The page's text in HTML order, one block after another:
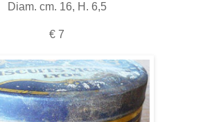
Diam. cm. 16, H. 6,5
€ 7